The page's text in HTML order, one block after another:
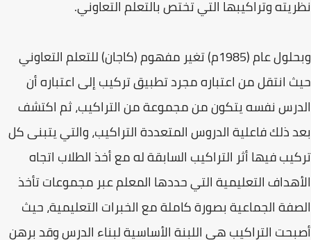
نظريته وتراكيبها التي تختص بالتعلم التعاوني.
وبحلول عام (1985م) تغير مفهوم (كاجان) للتعلم التعاوني
حيث انتقل من اعتباره مجرد تطبيق تركيب إلى اعتباره أن
الدرس نفسه يتكون من مجموعة من التراكيب، ثم اكتشف
بعد ذلك فاعلية الدروس المتعددة التراكيب، والتي يتبنى كل
تركيب فيها أثر التراكيب السابقة له مع أخذ الطلاب اتجاه
الأهداف التعليمية التي حددها المعلم عبر مجموعات تأخذ
الصفة الجماعية بصورة كاملة مع الخبرات التعليمية، حيث
أصبحت التراكيب هي اللبنة الأساسية لبناء الدرس وقد برهن